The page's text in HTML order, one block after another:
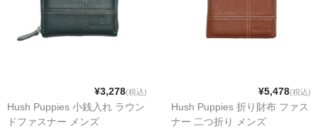
¥3,278(税込)
Hush Puppies 小銭入れ ラウン
ドファスナー メンズ
¥5,478(税込)
Hush Puppies 折り財布 ファス
ナー 二つ折り メンズ